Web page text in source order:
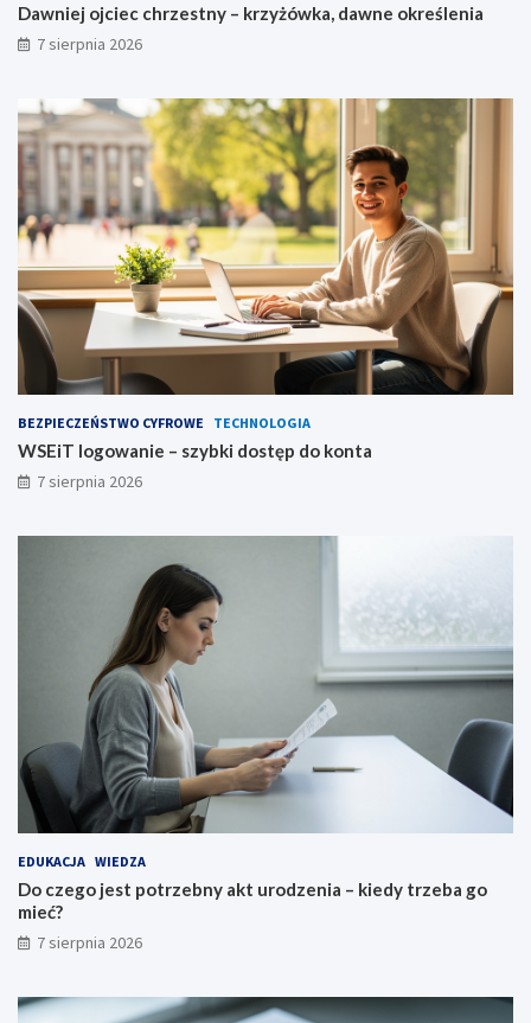
Dawniej ojciec chrzestny – krzyżówka, dawne określenia
7 sierpnia 2026
BEZPIECZEŃSTWO CYFROWE TECHNOLOGIA
WSEiT logowanie – szybki dostęp do konta
7 sierpnia 2026
EDUKACJA WIEDZA
Do czego jest potrzebny akt urodzenia – kiedy trzeba go
mieć?
7 sierpnia 2026